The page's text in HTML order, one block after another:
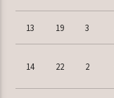
13 19 3
14 22 2